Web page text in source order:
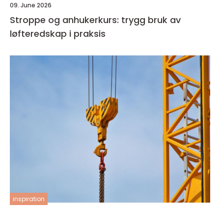
09. June 2026
Stroppe og anhukerkurs: trygg bruk av
løfteredskap i praksis
inspiration